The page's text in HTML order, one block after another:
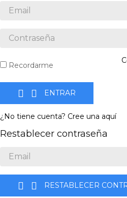
Recordarme
  ENTRAR
¿No tiene cuenta? Cree una aquí
Restablecer contraseña
  RESTABLECER